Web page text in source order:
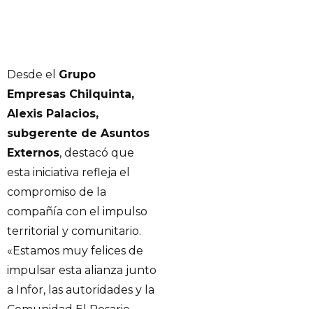
Desde el Grupo
Empresas Chilquinta,
Alexis Palacios,
subgerente de Asuntos
Externos, destacó que
esta iniciativa refleja el
compromiso de la
compañía con el impulso
territorial y comunitario.
«Estamos muy felices de
impulsar esta alianza junto
a Infor, las autoridades y la